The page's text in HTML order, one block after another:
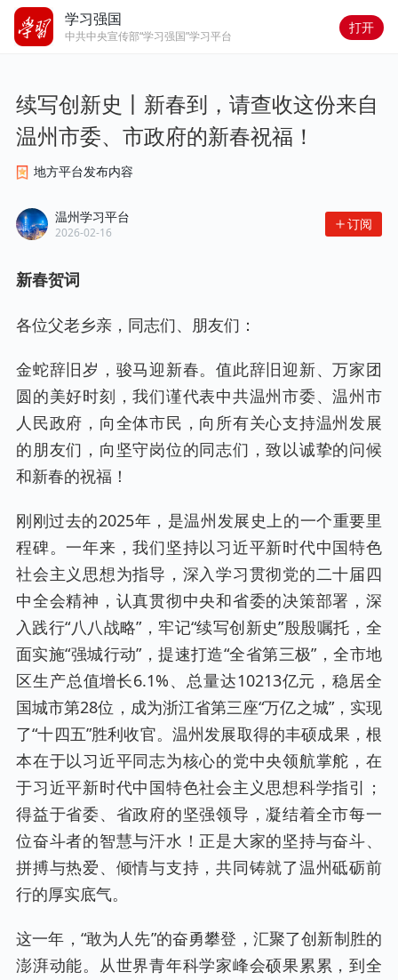
学习强国
中共中央宣传部“学习强国”学习平台
打开
续写创新史丨新春到，请查收这份来自
温州市委、市政府的新春祝福！
地方平台发布内容
温州学习平台
2026-02-16
订阅
新春贺词
各位父老乡亲，同志们、朋友们：
金蛇辞旧岁，骏马迎新春。值此辞旧迎新、万家团
圆的美好时刻，我们谨代表中共温州市委、温州市
人民政府，向全体市民，向所有关心支持温州发展
的朋友们，向坚守岗位的同志们，致以诚挚的问候
和新春的祝福！
刚刚过去的2025年，是温州发展史上的一个重要里
程碑。一年来，我们坚持以习近平新时代中国特色
社会主义思想为指导，深入学习贯彻党的二十届四
中全会精神，认真贯彻中央和省委的决策部署，深
入践行“八八战略”，牢记“续写创新史”殷殷嘱托，全
面实施“强城行动”，提速打造“全省第三极”，全市地
区生产总值增长6.1%、总量达10213亿元，稳居全
国城市第28位，成为浙江省第三座“万亿之城”，实现
了“十四五”胜利收官。温州发展取得的丰硕成果，根
本在于以习近平同志为核心的党中央领航掌舵，在
于习近平新时代中国特色社会主义思想科学指引；
得益于省委、省政府的坚强领导，凝结着全市每一
位奋斗者的智慧与汗水！正是大家的坚持与奋斗、
拼搏与热爱、倾情与支持，共同铸就了温州砥砺前
行的厚实底气。
这一年，“敢为人先”的奋勇攀登，汇聚了创新制胜的
澎湃动能。从世界青年科学家峰会硕果累累，到全